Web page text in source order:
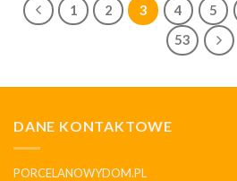
1 2 3 4 5
53
DANE KONTAKTOWE
PORCELANOWYDOM.PL